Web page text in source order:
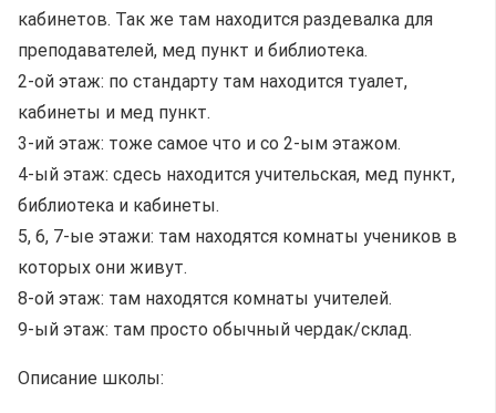
кабинетов. Так же там находится раздевалка для
преподавателей, мед пункт и библиотека.
2-ой этаж: по стандарту там находится туалет,
кабинеты и мед пункт.
3-ий этаж: тоже самое что и со 2-ым этажом.
4-ый этаж: сдесь находится учительская, мед пункт,
библиотека и кабинеты.
5, 6, 7-ые этажи: там находятся комнаты учеников в
которых они живут.
8-ой этаж: там находятся комнаты учителей.
9-ый этаж: там просто обычный чердак/склад.
Описание школы: